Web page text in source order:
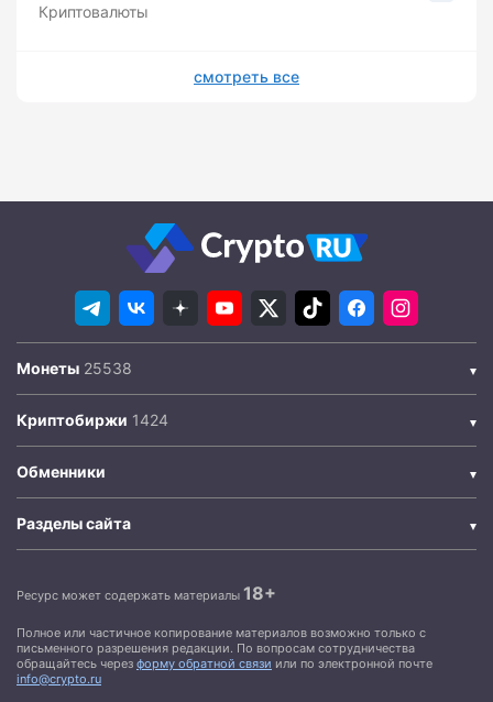
Криптовалюты
смотреть все
Монеты
Криптобиржи
Обменники
Разделы сайта
Ресурс может содержать материалы 18+
Полное или частичное копирование материалов возможно только с
письменного разрешения редакции. По вопросам сотрудничества
обращайтесь через форму обратной связи или по электронной почте
info@crypto.ru